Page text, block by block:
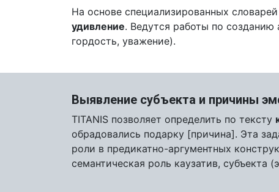
На основе специализированных
удивление. Ведутся работы по
гордость, уважение).
Выявление субъекта и причины
TITANIS позволяет определить по тексту
обрадовались подарку [причина]. Эта
роли в предикатно-аргументных
семантическая роль каузатив,